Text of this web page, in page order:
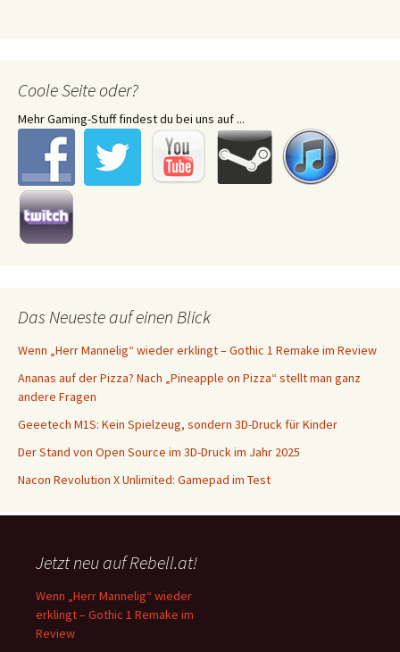
Coole Seite oder?
Mehr Gaming-Stuff findest du bei uns auf ...
Das Neueste auf einen Blick
Wenn „Herr Mannelig“ wieder erklingt – Gothic 1 Remake im Review
Ananas auf der Pizza? Nach „Pineapple on Pizza“ stellt man ganz
andere Fragen
Geeetech M1S: Kein Spielzeug, sondern 3D-Druck für Kinder
Der Stand von Open Source im 3D-Druck im Jahr 2025
Nacon Revolution X Unlimited: Gamepad im Test
Jetzt neu auf Rebell.at!
Wenn „Herr Mannelig“ wieder
erklingt – Gothic 1 Remake im
Review